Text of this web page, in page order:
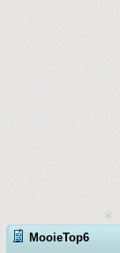
MooieTop6